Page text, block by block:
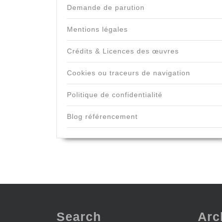
Demande de parution
Mentions légales
Crédits & Licences des œuvres
Cookies ou traceurs de navigation
Politique de confidentialité
Blog référencement
Search